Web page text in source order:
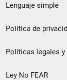
de
pie
de
página
Lenguaje simple
Política de
Políticas legales
Ley No FEAR